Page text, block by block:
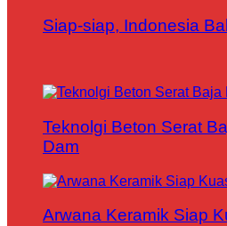
Siap-siap, Indonesia
Teknolgi Beton Serat
Dam
Arwana Keramik Siap